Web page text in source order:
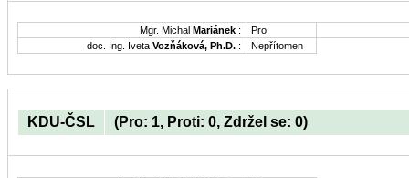
Mgr. Michal Mariánek :
Pro
doc. Ing. Iveta Vozňáková, Ph.D. : Nepřítomen
KDU-ČSL (Pro: 1, Proti: 0, Zdržel se: 0)